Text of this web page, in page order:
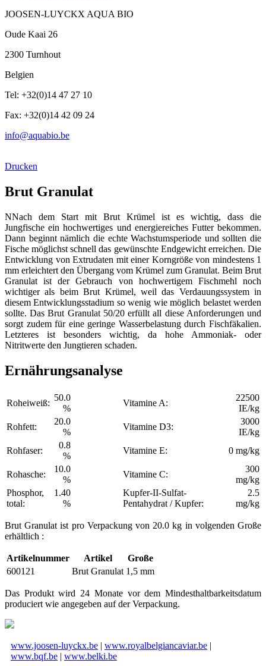
JOOSEN-LUYCKX AQUA BIO
Oude Kaai 26
2300 Turnhout
Belgien
Tel: +32(0)14 47 27 10
Fax: +32(0)14 42 09 24
info@aquabio.be
Drucken
Brut Granulat
NNach dem Start mit Brut Krümel ist es wichtig, dass die
Jungfische ein hochwertiges und energiereiches Futter bekommen.
Dann beginnt nämlich die echte Wachstumsperiode und sollten die
Fische möglichst schnell das gewünschte Endgewicht erreichen. Die
Entwicklung von Extrudaten mit einer Korngröße von mindestens 1
mm erleichtert den Übergang vom Krümel zum Granulat. Beim Brut
Granulat ist der Gebrauch von hochwertigem Fischmehl noch
wichtiger als beim Brut Krümel, weil das Verdauungssystem in
diesem Entwicklungsstadium so wenig wie möglich belastet werden
sollte. Das Brut Granulat 50/20 erfüllt all diese Anforderungen und
sorgt zudem für eine geringe Wasserbelastung durch Fischfäkalien.
Letzteres ist besonders wichtig, da hohe Ammoniak- oder
Nitritwerte den Jungtieren schaden.
Ernährungsanalyse
Roheiweiß:
50.0
%
Vitamine A:
22500
IE/kg
Rohfett:
20.0
%
Vitamine D3:
3000
IE/kg
Rohfaser:
0.8
%
Vitamine E: 0 mg/kg
Rohasche:
10.0
%
Vitamine C:
300
mg/kg
Phosphor,
total:
1.40
%
Kupfer-II-Sulfat-
Pentahydrat / Kupfer:
2.5
mg/kg
Brut Granulat ist pro Verpackung von 20.0 kg in volgenden Große
erhältlich :
Artikelnummer Artikel
Große
600121
Brut Granulat 1,5 mm
Das Produkt wird 24 Monate vor dem Mindesthaltbarkeitsdatum
produciert wie angegeben auf der Verpackung.
www.joosen-luyckx.be | www.royalbelgiancaviar.be |
www.bqf.be | www.belki.be